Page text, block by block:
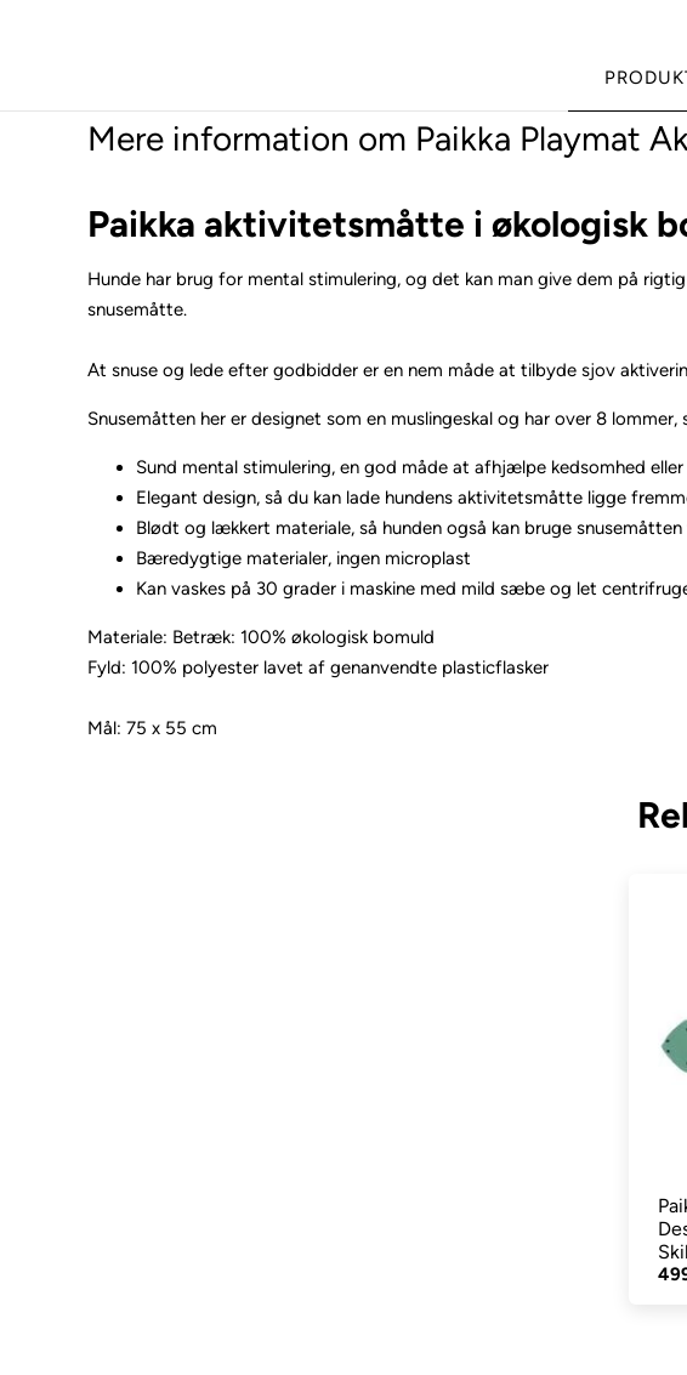
Mere information om Paikka Playmat
Paikka aktivitetsmåtte i økologisk
Hunde har brug for mental stimulering, og det kan man give dem på
snusemåtte.
At snuse og lede efter godbidder er en nem måde at tilbyde sjov
Snusemåtten her er designet som en muslingeskal og har over 8
Sund mental stimulering, en god måde at afhjælpe kedsomhed
Elegant design, så du kan lade hundens aktivitetsmåtte ligge
Blødt og lækkert materiale, så hunden også kan bruge
Bæredygtige materialer, ingen microplast
Kan vaskes på 30 grader i maskine med mild sæbe og let
Materiale: Betræk: 100% økologisk bomuld
Fyld: 100% polyester lavet af genanvendte plasticflasker
Mål: 75 x 55 cm